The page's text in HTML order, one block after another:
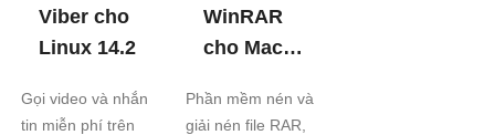
Viber cho
Linux 14.2
Gọi video và nhắn
tin miễn phí trên
WinRAR
cho Mac
Phần mềm nén và
giải nén file RAR,